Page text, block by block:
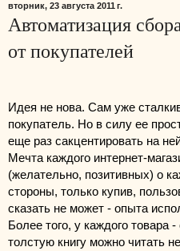
вторник, 23 августа 2011 г.
Автоматизация
от покупателей
Идея не нова. Сам уже
покупатель. Но в силу ее
еще раз сакцентировать на
Мечта каждого интернет-
(желательно, позитивных) о
стороны, только купив,
сказать не может - опыта
Более того, у каждого товара
толстую книгу можно читать